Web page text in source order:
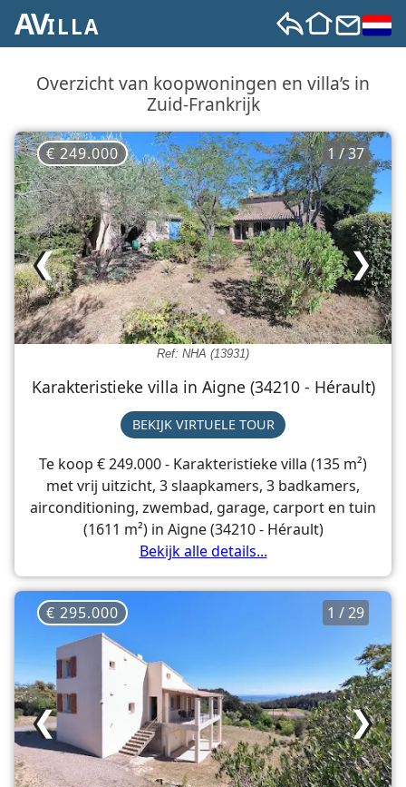
AVILLA
Overzicht van koopwoningen en villa’s in
Zuid‑Frankrijk
Ref: NHA (13931)
1 / 37
❯
❮
€ 249.000
Karakteristieke villa in Aigne (34210 - Hérault)
BEKIJK VIRTUELE TOUR
Te koop € 249.000 - Karakteristieke villa (135 m²)
met vrij uitzicht, 3 slaapkamers, 3 badkamers,
airconditioning, zwembad, garage, carport en tuin
(1611 m²) in Aigne (34210 - Hérault)
Bekijk alle details...
1 / 29
❯
❮
€ 295.000